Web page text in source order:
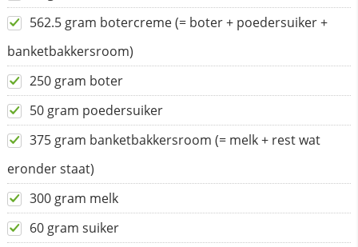
562.5 gram botercreme (= boter + poedersuiker +
banketbakkersroom)
250 gram boter
50 gram poedersuiker
375 gram banketbakkersroom (= melk + rest wat
eronder staat)
300 gram melk
60 gram suiker